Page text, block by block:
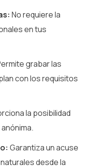
No requiere la
en tus
grabar las
con los requisitos
la posibilidad
Garantiza un acuse
desde la